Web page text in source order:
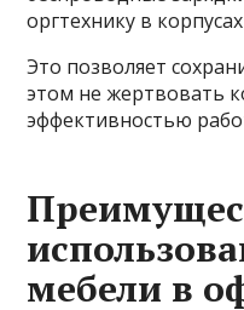
оргтехнику в
Это позволяет
этом не жертвовать
эффективностью
мебели в